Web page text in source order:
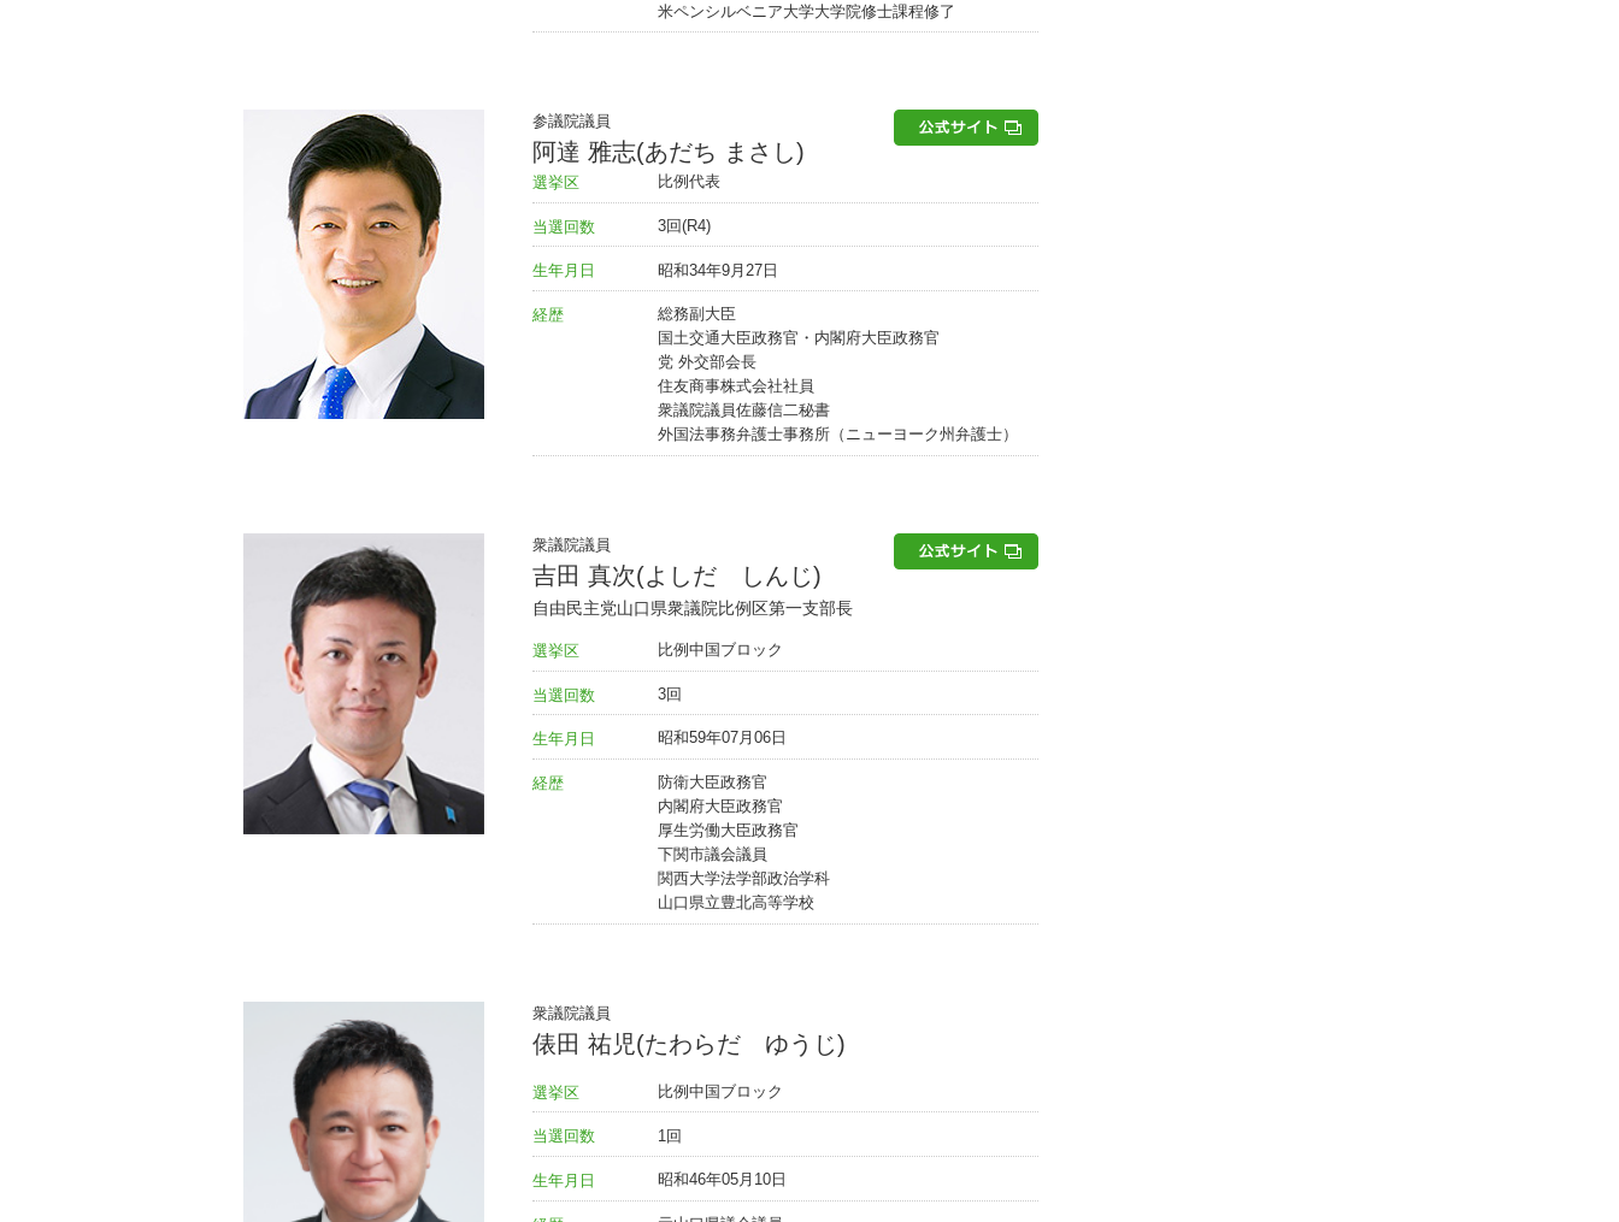
米ペンシルベニア大学大学院修士課程修了
参議院議員
阿達 雅志(あだち まさし)
選挙区 比例代表
当選回数 3回(R4)
生年月日 昭和34年9月27日
経歴
総務副大臣
国土交通大臣政務官・内閣府大臣政務官
党 外交部会長
住友商事株式会社社員
衆議院議員佐藤信二秘書
外国法事務弁護士事務所（ニューヨーク州弁護士）
衆議院議員
吉田 真次(よしだ しんじ)
自由民主党山口県衆議院比例区第一支部長
選挙区 比例中国ブロック
当選回数 3回
生年月日 昭和59年07月06日
経歴
防衛大臣政務官
内閣府大臣政務官
厚生労働大臣政務官
下関市議会議員
関西大学法学部政治学科
山口県立豊北高等学校
衆議院議員
俵田 祐児(たわらだ ゆうじ)
選挙区 比例中国ブロック
当選回数 1回
生年月日 昭和46年05月10日